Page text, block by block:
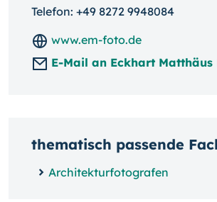
Telefon: +49 8272 9948084
www.em-foto.de
E-Mail an Eckhart
thematisch passende
Architekturfotografen